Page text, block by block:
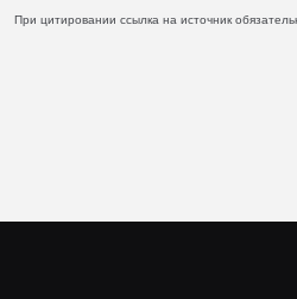
При цитировании ссылка на источник